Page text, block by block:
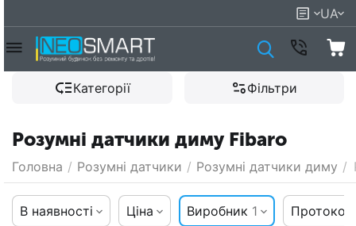
UA
Категорії Фільтри
Розумні датчики диму Fibaro
Головна / Розумні датчики / Розумні датчики диму /
В наявності Ціна Виробник 1 Протокол